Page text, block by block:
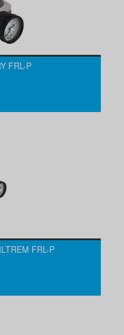
FRL-P
FRL-P